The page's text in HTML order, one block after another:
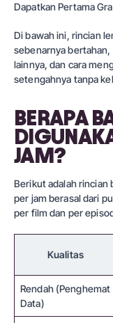
Dapatkan Pertama
Di bawah ini, rincian
sebenarnya
lainnya, dan cara
setengahnya tanpa
BERAPA
JAM?
Berikut adalah rincian
per jam berasal dari
per film dan per
Kualitas
Rendah (Penghemat
Data)